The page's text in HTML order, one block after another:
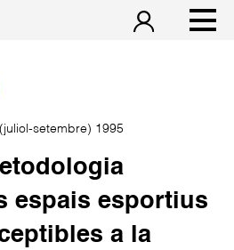
setembre) 1995
espais esportius
a la